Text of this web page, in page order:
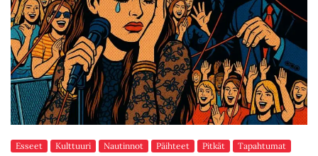
Esseet Kulttuuri Nautinnot Päihteet Pitkät Tapahtumat